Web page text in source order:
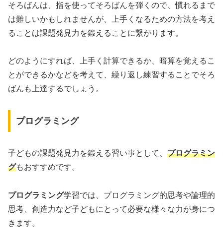
そろばんは、指を使ってそろばんを弾くので、慣れるまで
は難しいかもしれませんが、上手くなるための方法を考え
ることは課題発見力を鍛えることに繋がります。
どのようにすれば、上手く計算できるか、暗算を覚えるこ
とができるかなどを考えて、繰り返し練習することでそろ
ばんも上達するでしょう。
プログラミング
子どもの課題発見力を鍛える習い事として、 プログラミン
グもおすすめです。
プログラミング学習では、プログラミング的思考や論理的
思考、創造力など子どもにとって必要な様々な力が身につ
きます。